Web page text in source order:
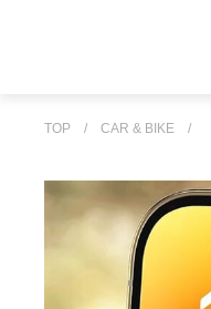
TOP / CAR & BIKE /